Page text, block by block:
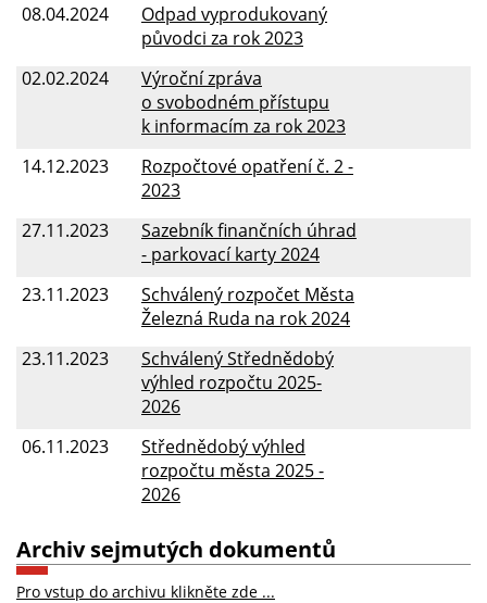
08.04.2024
Odpad vyprodukovaný
původci za rok 2023
02.02.2024
Výroční zpráva
o svobodném přístupu
k informacím za rok 2023
14.12.2023
Rozpočtové opatření č. 2 -
2023
27.11.2023
Sazebník finančních úhrad
- parkovací karty 2024
23.11.2023
Schválený rozpočet Města
Železná Ruda na rok 2024
23.11.2023
Schválený Střednědobý
výhled rozpočtu 2025-
2026
06.11.2023
Střednědobý výhled
rozpočtu města 2025 -
2026
Archiv sejmutých dokumentů
Pro vstup do archivu klikněte zde ...